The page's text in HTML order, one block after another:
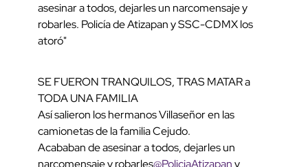
asesinar a todos, dejarles un narcomensaje y
robarles. Policía de Atizapan y SSC-CDMX los
atoró"
SE FUERON TRANQUILOS, TRAS MATAR a
TODA UNA FAMILIA
Así salieron los hermanos Villaseñor en las
camionetas de la familia Cejudo.
Acababan de asesinar a todos, dejarles un
narcomensaje y robarles@PoliciaAtizapany